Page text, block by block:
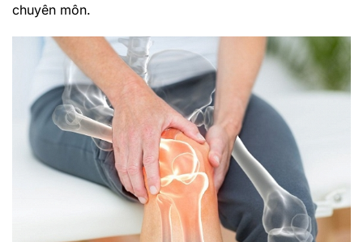
chuyên môn.